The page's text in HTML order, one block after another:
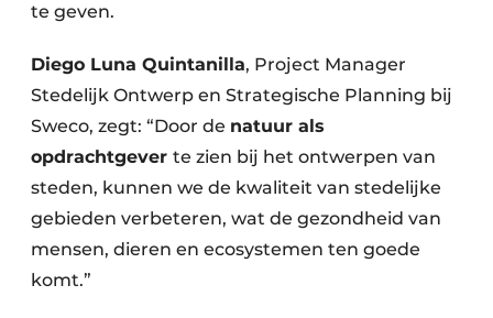
te geven.
Diego Luna Quintanilla, Project Manager
Stedelijk Ontwerp en Strategische Planning bij
Sweco, zegt: “Door de natuur als
opdrachtgever te zien bij het ontwerpen van
steden, kunnen we de kwaliteit van stedelijke
gebieden verbeteren, wat de gezondheid van
mensen, dieren en ecosystemen ten goede
komt.”